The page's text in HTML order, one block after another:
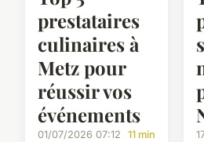
prestataires
culinaires à
Metz pour
réussir vos
événements
01/07/2026 07:12 11 min